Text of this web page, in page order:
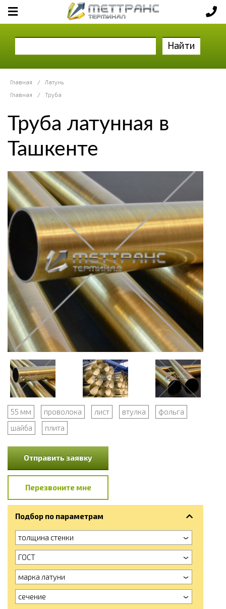
Найти
Главная /
Латунь
Главная
/ Труба
Труба латунная в
Ташкенте
55 мм проволока лист втулка
фольга
шайба
плита
Отправить заявку
Перезвоните мне
Подбор по параметрам
толщина стенки
ГОСТ
марка латуни
сечение